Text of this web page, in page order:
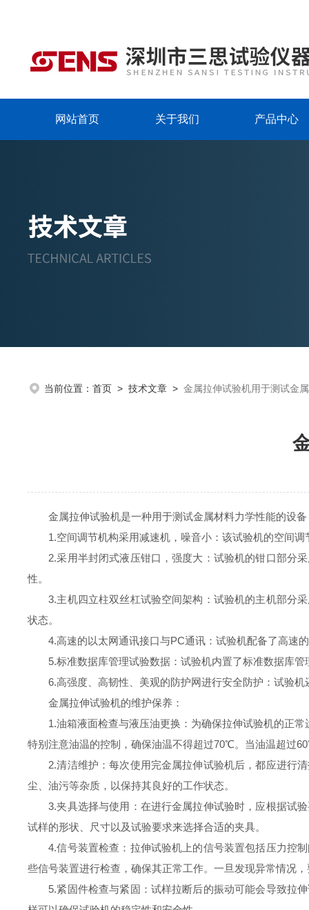
网站首页 关于我们 产品中心
当前位置： 首页 > 技术文章 > 金属拉伸试验机用于测试金
金属拉伸试验机是一种用于测试金属材料力学性能的设备
1.空间调节机构采用减速机，噪音小：该试验机的空间调
2.采用半封闭式液压钳口，强度大：试验机的钳口部分采
性。
3.主机四立柱双丝杠试验空间架构：试验机的主机部分采
状态。
4.高速的以太网通讯接口与PC通讯：试验机配备了高速的
5.标准数据库管理试验数据：试验机内置了标准数据库管
6.高强度、高韧性、美观的防护网进行安全防护：试验机
金属拉伸试验机的维护保养：
1.油箱液面检查与液压油更换：为确保拉伸试验机的正常
特别注意油温的控制，确保油温不得超过70℃。当油温超过
2.清洁维护：每次使用完金属拉伸试验机后，都应进行清
尘、油污等杂质，以保持其良好的工作状态。
3.夹具选择与使用：在进行金属拉伸试验时，应根据试验
试样的形状、尺寸以及试验要求来选择合适的夹具。
4.信号装置检查：拉伸试验机上的信号装置包括压力控制
些信号装置进行检查，确保其正常工作。一旦发现异常情况
5.紧固件检查与紧固：试样拉断后的振动可能会导致拉伸